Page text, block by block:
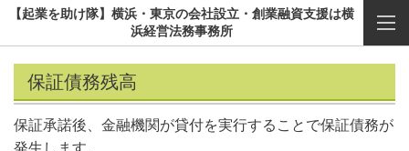
【起業を助け隊】横浜・東京の会社設立・創業融資支援は横
浜経営法務事務所
保証債務残高
保証承諾後、金融機関が貸付を実行することで保証債務が
発生します。